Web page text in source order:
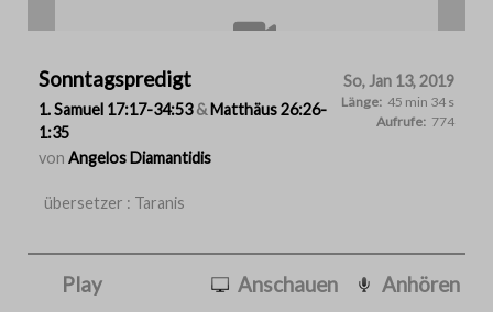
Cookies einmalig akzeptierenSo, Jan 13, 2019
Länge: 45 min 34 s
Aufrufe: 774
Sonntagspredigt
1. Samuel 17:17-34:53& Matthäus 26:26-
1:35
von Angelos Diamantidis
übersetzer : Taranis
Anschauen Anhören
Play